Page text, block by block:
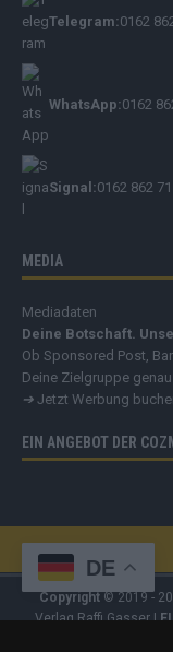
Telegram:0162
WhatsApp:0162
Signal:0162 862
MEDIA
Mediadaten
Deine Botschaft.
Ob Sponsored Post,
Deine Zielgruppe
➔ Jetzt Werbung
EIN ANGEBOT DER
Copyright© 2019 -
Verlag Raffi Gasser |
DE